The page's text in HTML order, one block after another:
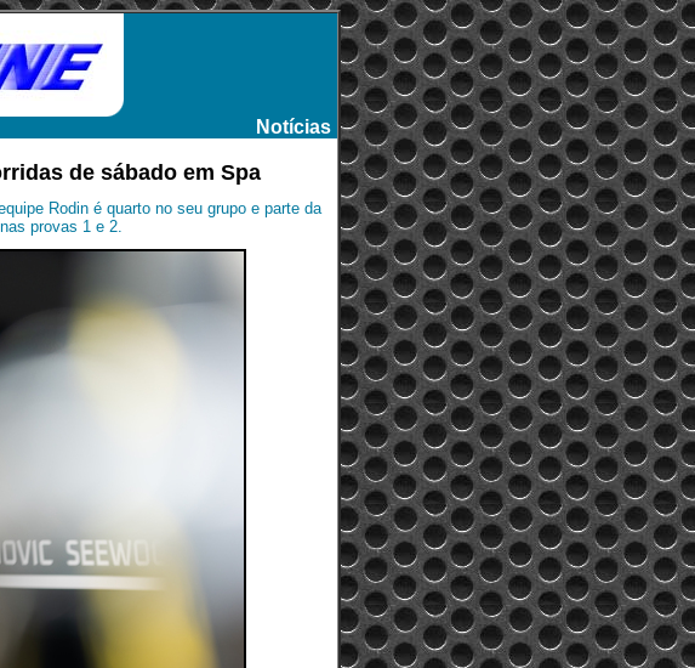
Notícias
de sábado em Spa
Rodin é quarto no seu grupo e parte da
provas 1 e 2.